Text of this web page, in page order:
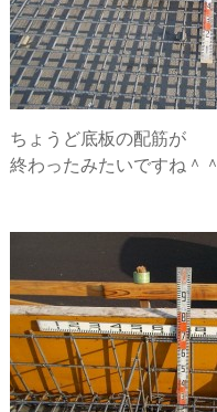
ちょうど底板の配筋が
終わったみたいですね＾＾